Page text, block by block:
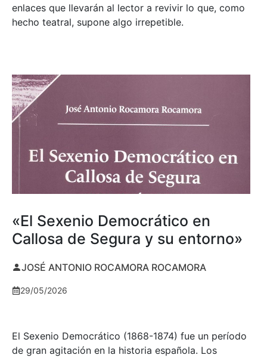
enlaces que llevarán al lector a revivir lo que, como
hecho teatral, supone algo irrepetible.
«El Sexenio Democrático en
Callosa de Segura y su entorno»
JOSÉ ANTONIO ROCAMORA ROCAMORA
29/05/2026
El Sexenio Democrático (1868-1874) fue un período
de gran agitación en la historia española. Los